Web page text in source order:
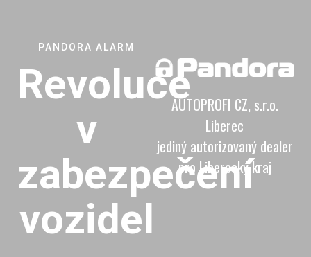
PANDORA ALARM
Revoluce
v
zabezpečení
vozidel
AUTOPROFI CZ, s.r.o.
Liberec
jediný autorizovaný dealer
pro Liberecký kraj